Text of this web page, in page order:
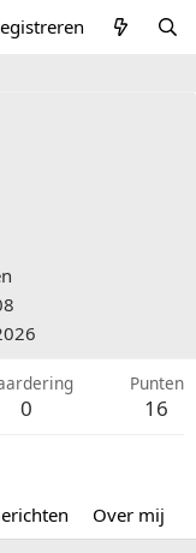
0
Punten
16
Over mij